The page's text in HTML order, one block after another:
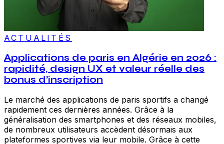
ACTUALITÉS
Applications de paris en Algérie en 2026 :
rapidité, design UX et valeur réelle des
bonus d’inscription
Le marché des applications de paris sportifs a changé
rapidement ces dernières années. Grâce à la
généralisation des smartphones et des réseaux mobiles,
de nombreux utilisateurs accèdent désormais aux
plateformes sportives via leur mobile. Grâce à cette